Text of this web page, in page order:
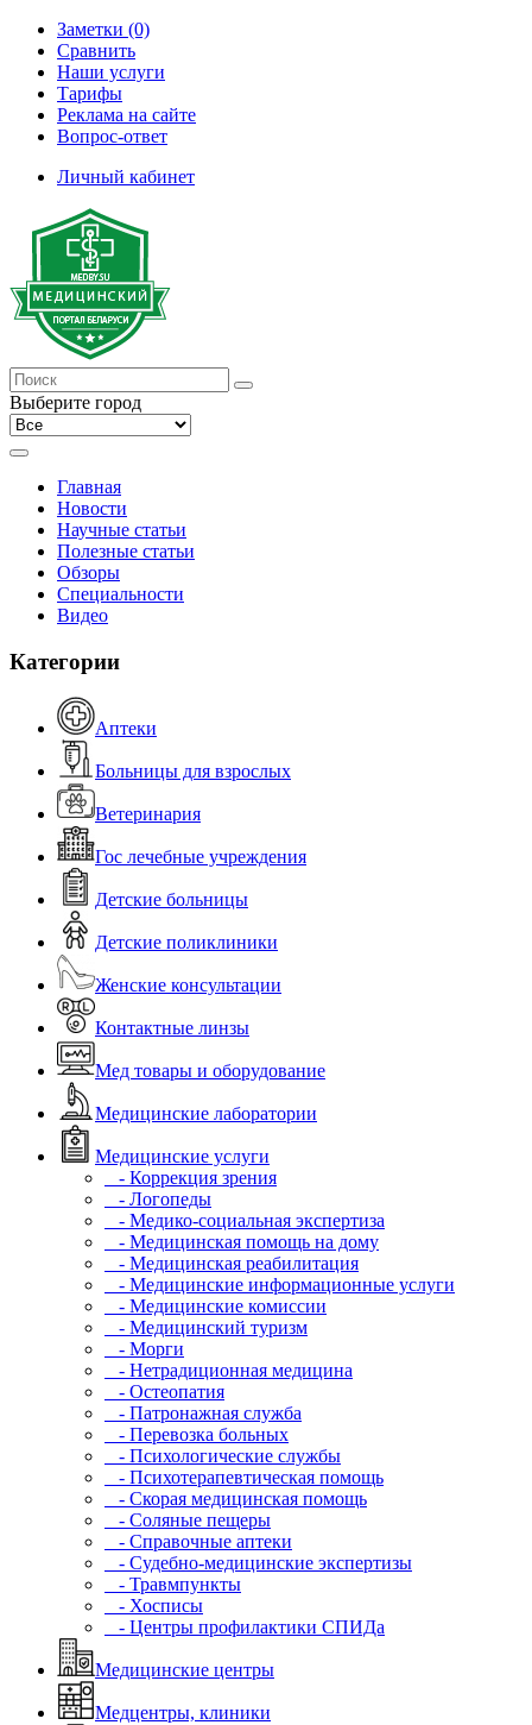
Заметки (0)
Сравнить
Наши услуги
Тарифы
Реклама на сайте
Вопрос-ответ
Личный кабинет
Выберите город
Главная
Новости
Научные статьи
Полезные статьи
Обзоры
Специальности
Видео
Категории
Аптеки
Больницы для взрослых
Ветеринария
Гос лечебные учреждения
Детские больницы
Детские поликлиники
Женские консультации
Контактные линзы
Мед товары и оборудование
Медицинские лаборатории
Медицинские услуги
- Коррекция зрения
- Логопеды
- Медико-социальная экспертиза
- Медицинская помощь на дому
- Медицинская реабилитация
- Медицинские информационные услуги
- Медицинские комиссии
- Медицинский туризм
- Морги
- Нетрадиционная медицина
- Остеопатия
- Патронажная служба
- Перевозка больных
- Психологические службы
- Психотерапевтическая помощь
- Скорая медицинская помощь
- Соляные пещеры
- Справочные аптеки
- Судебно-медицинские экспертизы
- Травмпункты
- Хосписы
- Центры профилактики СПИДа
Медицинские центры
Медцентры, клиники